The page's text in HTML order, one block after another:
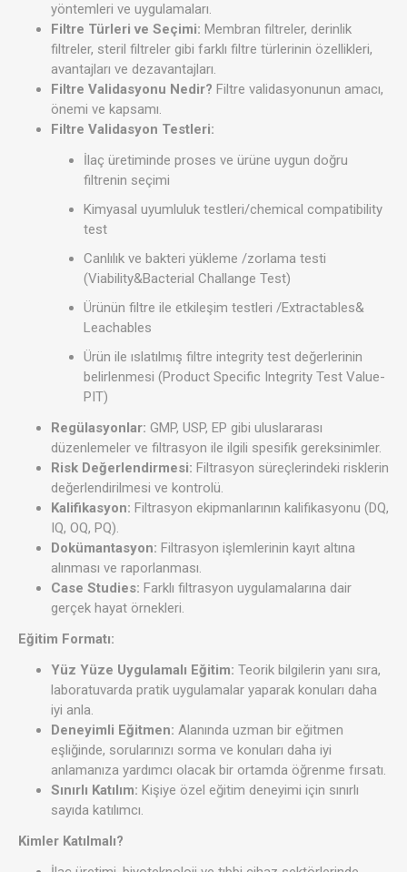
yöntemleri ve uygulamaları.
Filtre Türleri ve Seçimi: Membran filtreler, derinlik
filtreler, steril filtreler gibi farklı filtre türlerinin özellikleri,
avantajları ve dezavantajları.
Filtre Validasyonu Nedir? Filtre validasyonunun amacı,
önemi ve kapsamı.
Filtre Validasyon Testleri:
İlaç üretiminde proses ve ürüne uygun doğru
filtrenin seçimi
Kimyasal uyumluluk testleri/chemical compatibility
test
Canlılık ve bakteri yükleme /zorlama testi
(Viability&Bacterial Challange Test)
Ürünün filtre ile etkileşim testleri /Extractables&
Leachables
Ürün ile ıslatılmış filtre integrity test değerlerinin
belirlenmesi (Product Specific Integrity Test Value-
PIT)
Regülasyonlar: GMP, USP, EP gibi uluslararası
düzenlemeler ve filtrasyon ile ilgili spesifik gereksinimler.
Risk Değerlendirmesi: Filtrasyon süreçlerindeki risklerin
değerlendirilmesi ve kontrolü.
Kalifikasyon: Filtrasyon ekipmanlarının kalifikasyonu (DQ,
IQ, OQ, PQ).
Dokümantasyon: Filtrasyon işlemlerinin kayıt altına
alınması ve raporlanması.
Case Studies: Farklı filtrasyon uygulamalarına dair
gerçek hayat örnekleri.
Eğitim Formatı:
Yüz Yüze Uygulamalı Eğitim: Teorik bilgilerin yanı sıra,
laboratuvarda pratik uygulamalar yaparak konuları daha
iyi anla.
Deneyimli Eğitmen: Alanında uzman bir eğitmen
eşliğinde, sorularınızı sorma ve konuları daha iyi
anlamanıza yardımcı olacak bir ortamda öğrenme fırsatı.
Sınırlı Katılım: Kişiye özel eğitim deneyimi için sınırlı
sayıda katılımcı.
Kimler Katılmalı?